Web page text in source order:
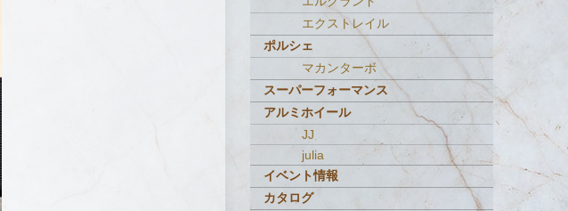
エクストレイル
ポルシェ
マカンターボ
スーパーフォーマンス
アルミホイール
JJ
julia
イベント情報
カタログ